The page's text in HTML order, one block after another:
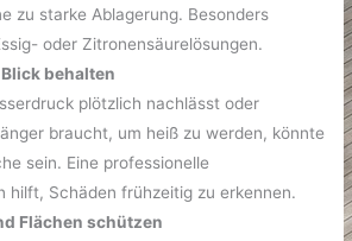
zu starke Ablagerung. Besonders
oder Zitronensäurelösungen.
behalten
plötzlich nachlässt oder
braucht, um heiß zu werden, könnte
sein. Eine professionelle
hilft, Schäden frühzeitig zu erkennen.
Flächen schützen